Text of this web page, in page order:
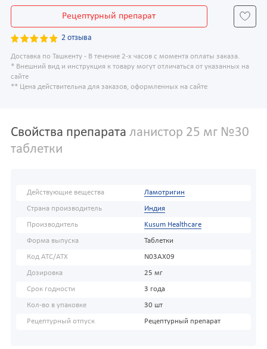
Рецептурный препарат
2 отзыва
Доставка по Ташкенту - В течение 2-х часов с момента оплаты заказа.
* Внешний вид и инструкция к товару могут отличаться от указанных на
сайте
** Цена действительна для заказов, оформленных на сайте
Свойства препарата ланистор 25 мг №30
таблетки
Действующие вещества Ламотригин
Страна производитель Индия
Производитель Kusum Healthcare
Форма выпуска Таблетки
Код АТС/ATX N03AX09
Дозировка 25 мг
Срок годности 3 года
Кол-во в упаковке 30 шт
Рецептурный отпуск Рецептурный препарат